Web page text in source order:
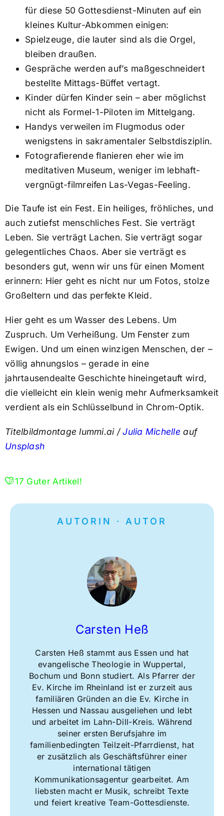
für diese 50 Gottesdienst-Minuten auf ein
kleines Kultur-Abkommen einigen:
Spielzeuge, die lauter sind als die Orgel,
bleiben draußen.
Gespräche werden auf’s maßgeschneidert
bestellte Mittags-Büffet vertagt.
Kinder dürfen Kinder sein – aber möglichst
nicht als Formel-1-Piloten im Mittelgang.
Handys verweilen im Flugmodus oder
wenigstens in sakramentaler Selbstdisziplin.
Fotografierende flanieren eher wie im
meditativen Museum, weniger im lebhaft-
vergnügt-filmreifen Las-Vegas-Feeling.
Die Taufe ist ein Fest. Ein heiliges, fröhliches, und
auch zutiefst menschliches Fest. Sie verträgt
Leben. Sie verträgt Lachen. Sie verträgt sogar
gelegentliches Chaos. Aber sie verträgt es
besonders gut, wenn wir uns für einen Moment
erinnern: Hier geht es nicht nur um Fotos, stolze
Großeltern und das perfekte Kleid.
Hier geht es um Wasser des Lebens. Um
Zuspruch. Um Verheißung. Um Fenster zum
Ewigen. Und um einen winzigen Menschen, der –
völlig ahnungslos – gerade in eine
jahrtausendealte Geschichte hineingetauft wird,
die vielleicht ein klein wenig mehr Aufmerksamkeit
verdient als ein Schlüsselbund in Chrom-Optik.
Titelbildmontage lummi.ai /Julia Michelle auf
Unsplash
17 Guter Artikel!
AUTORIN · AUTOR
Carsten Heß
Carsten Heß stammt aus Essen und hat
evangelische Theologie in Wuppertal,
Bochum und Bonn studiert. Als Pfarrer der
Ev. Kirche im Rheinland ist er zurzeit aus
familiären Gründen an die Ev. Kirche in
Hessen und Nassau ausgeliehen und lebt
und arbeitet im Lahn-Dill-Kreis. Während
seiner ersten Berufsjahre im
familienbedingten Teilzeit-Pfarrdienst, hat
er zusätzlich als Geschäftsführer einer
international tätigen
Kommunikationsagentur gearbeitet. Am
liebsten macht er Musik, schreibt Texte
und feiert kreative Team-Gottesdienste.